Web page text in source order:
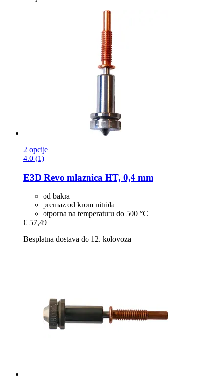
2 opcije
4.0 (1)
E3D Revo mlaznica HT, 0,4 mm
od bakra
premaz od krom nitrida
otporna na temperaturu do 500 °C
€ 57,49
Besplatna dostava do 12. kolovoza